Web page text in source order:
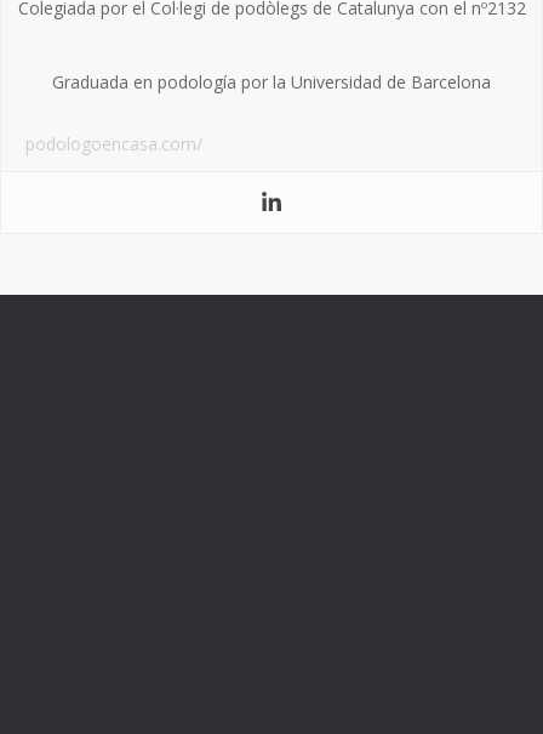
Colegiada por el Col·legi de podòlegs de Catalunya con el nº2132
Graduada en podología por la Universidad de Barcelona
podologoencasa.com/